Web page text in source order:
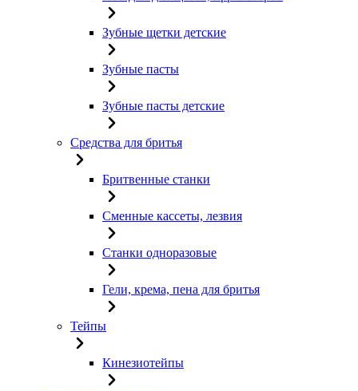
Зубные щетки детские
Зубные пасты
Зубные пасты детские
Средства для бритья
Бритвенные станки
Сменные кассеты, лезвия
Станки одноразовые
Гели, крема, пена для бритья
Тейпы
Кинезиотейпы